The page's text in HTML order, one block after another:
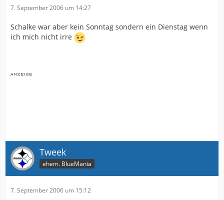
7. September 2006 um 14:27
Schalke war aber kein Sonntag sondern ein Dienstag wenn
ich mich nicht irre
Tweek
ehem. BlueMania
7. September 2006 um 15:12